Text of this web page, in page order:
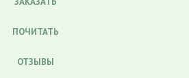
ПОЧИТАТЬ
ОТЗЫВЫ